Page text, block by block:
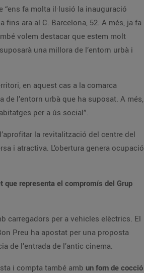
“ens fa molta il·lusió la inauguració
ara al C. Barcelona, 52. A més, ja fa
volem destacar que estem molt
una millora de l’entorn urbà i
en aquest cas a la comarca
l’entorn urbà que ha suposat. A més,
per a ús social”.
la revitalització del centre del
i atractiva. L’obertura genera ocupació
que representa el compromís del Grup
carregadors per a vehicles elèctrics. El
Preu ha apostat per una proposta
de l’entrada de l’antic cinema.
i compta també amb un forn de cocció